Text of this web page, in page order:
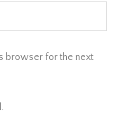
browser for the next